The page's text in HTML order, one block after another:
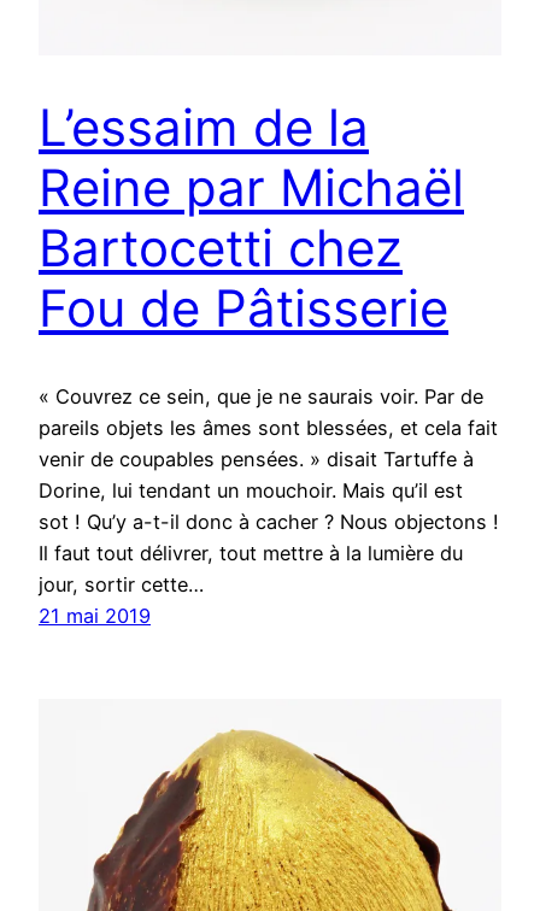
L’essaim de la
Reine par Michaël
Bartocetti chez
Fou de Pâtisserie
« Couvrez ce sein, que je ne saurais voir. Par de
pareils objets les âmes sont blessées, et cela fait
venir de coupables pensées. » disait Tartuffe à
Dorine, lui tendant un mouchoir. Mais qu’il est
sot ! Qu’y a-t-il donc à cacher ? Nous objectons !
Il faut tout délivrer, tout mettre à la lumière du
jour, sortir cette…
21 mai 2019